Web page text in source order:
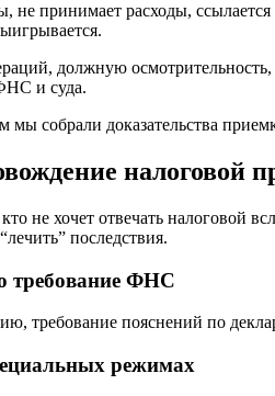
не принимает расходы,
должную
и суда.
мы собрали доказательства
налоговой
не хочет отвечать налоговой
последствия.
ФНС
требование пояснений по
режимах